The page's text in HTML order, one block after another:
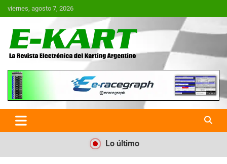
Saltar
al
viernes, agosto 7, 2026
E-Kart.com.ar | La Revista
Electrónica del Karting en
Argentina
Lo último